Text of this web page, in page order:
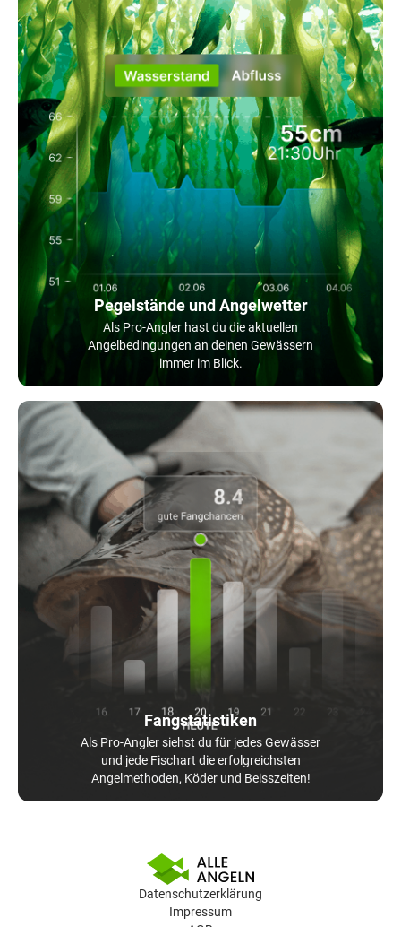
Pegelstände und Angelwetter
Als Pro-Angler hast du die aktuellen
Angelbedingungen an deinen Gewässern
immer im Blick.
Fangstatistiken
Als Pro-Angler siehst du für jedes Gewässer
und jede Fischart die erfolgreichsten
Angelmethoden, Köder und Beisszeiten!
Datenschutzerklärung
Impressum